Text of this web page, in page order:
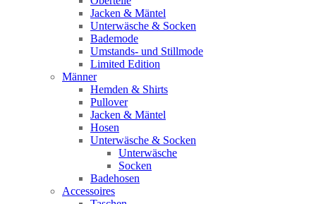
Jacken & Mäntel
Unterwäsche & Socken
Bademode
Umstands- und Stillmode
Limited Edition
Männer
Hemden & Shirts
Pullover
Jacken & Mäntel
Hosen
Unterwäsche & Socken
Unterwäsche
Socken
Badehosen
Accessoires